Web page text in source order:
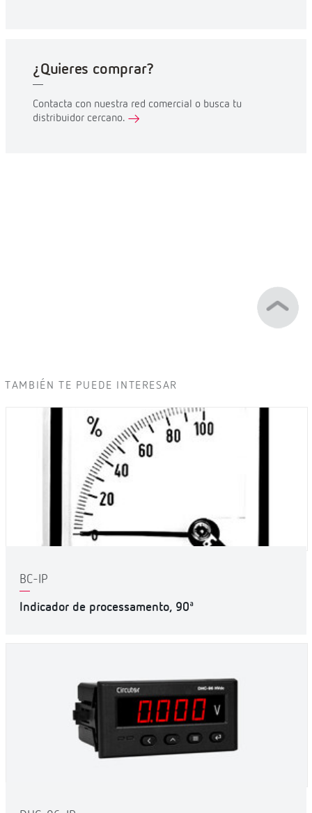
¿Quieres comprar?
Contacta con nuestra red comercial o busca tu
distribuidor cercano.
TAMBIÉN TE PUEDE INTERESAR
BC-IP
Indicador de processamento, 90ª